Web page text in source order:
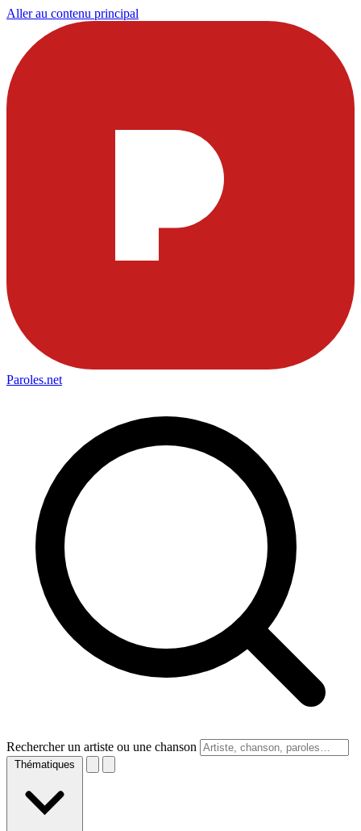
Aller au contenu principal
Paroles.net
Rechercher un artiste ou une chanson
Thématiques